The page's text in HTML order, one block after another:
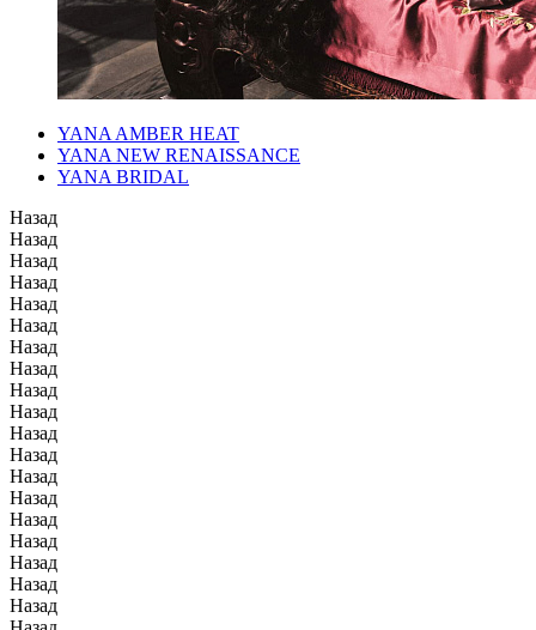
YANA AMBER HEAT
YANA NEW RENAISSANCE
YANA BRIDAL
Назад
Назад
Назад
Назад
Назад
Назад
Назад
Назад
Назад
Назад
Назад
Назад
Назад
Назад
Назад
Назад
Назад
Назад
Назад